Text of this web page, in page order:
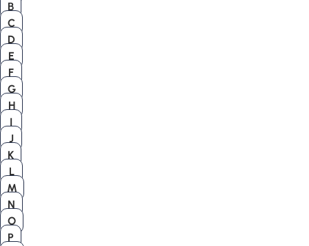
B
C
D
E
F
G
H
I
J
K
L
M
N
O
P